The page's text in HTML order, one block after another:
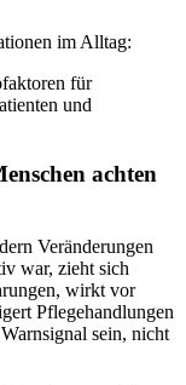
im Alltag:
achten
Veränderungen
war, zieht sich
wirkt vor
Pflegehandlungen
sein, nicht